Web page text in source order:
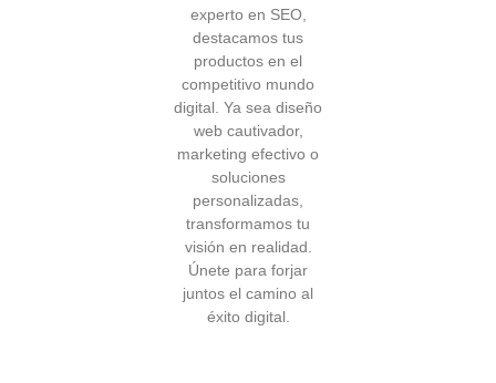
experto en SEO,
destacamos tus
productos en el
competitivo mundo
digital. Ya sea diseño
web cautivador,
marketing efectivo o
soluciones
personalizadas,
transformamos tu
visión en realidad.
Únete para forjar
juntos el camino al
éxito digital.